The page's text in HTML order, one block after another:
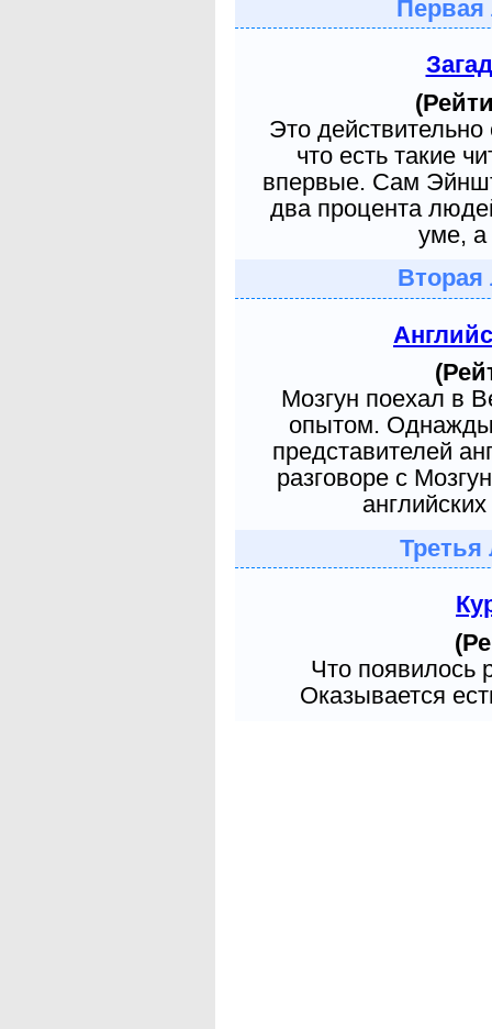
Первая
Это
что есть такие
впервые. Сам
два процента
уме, а
Вторая
Мозгун поехал в
опытом. Однажды
представителей
разговоре с
Третья
Что появилось
Оказывается